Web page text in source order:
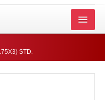
STD.